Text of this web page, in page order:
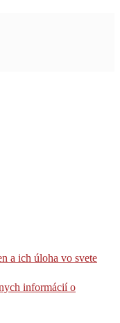
a ich úloha vo svete
informácií o